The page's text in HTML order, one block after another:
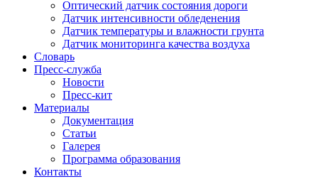
Оптический датчик состояния дороги
Датчик интенсивности обледенения
Датчик температуры и влажности грунта
Датчик мониторинга качества воздуха
Словарь
Пресс-служба
Новости
Пресс-кит
Материалы
Документация
Статьи
Галерея
Программа образования
Контакты